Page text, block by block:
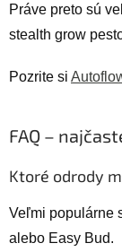
Práve preto sú
stealth grow
Pozrite si
FAQ –
Ktoré odrody
Veľmi populárne
alebo Easy Bud.